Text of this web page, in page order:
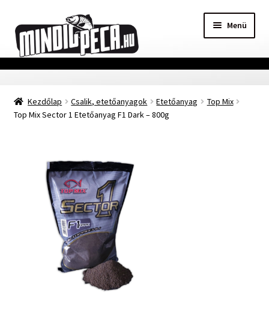
a
navigációhoz
a
tartalomba
Menü
Főoldal
Adatvédelmi nyilatkozat
Szállítási Információ
Kapcsolat
Mohosz Versenynaptár 2025
Kezdőlap Csalik, etetőanyagok Etetőanyag
Top Mix
Top Mix Sector 1 Etetőanyag F1 Dark – 800g